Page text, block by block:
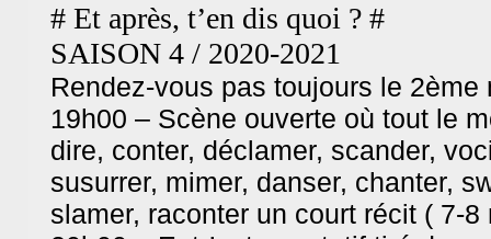
# Et après, t’en dis quoi ? #
SAISON 4 / 2020-2021
Rendez-vous pas toujours le 2ème
19h00 – Scène ouverte où tout le
dire, conter, déclamer, scander,
susurrer, mimer, danser, chanter,
slamer, raconter un court récit ( 7-